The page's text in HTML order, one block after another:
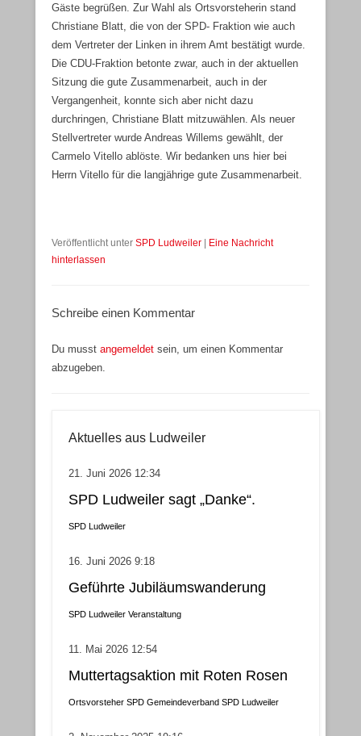
Gäste begrüßen. Zur Wahl als Ortsvorsteherin stand
Christiane Blatt, die von der SPD- Fraktion wie auch
dem Vertreter der Linken in ihrem Amt bestätigt wurde.
Die CDU-Fraktion betonte zwar, auch in der aktuellen
Sitzung die gute Zusammenarbeit, auch in der
Vergangenheit, konnte sich aber nicht dazu
durchringen, Christiane Blatt mitzuwählen. Als neuer
Stellvertreter wurde Andreas Willems gewählt, der
Carmelo Vitello ablöste. Wir bedanken uns hier bei
Herrn Vitello für die langjährige gute Zusammenarbeit.
Veröffentlicht unter SPD Ludweiler
Eine Nachricht
hinterlassen
Schreibe einen Kommentar
Du musst angemeldet sein, um einen Kommentar
abzugeben.
Aktuelles aus Ludweiler
21. Juni 2026 12:34
SPD Ludweiler sagt „Danke“.
SPD Ludweiler
16. Juni 2026 9:18
Geführte Jubiläumswanderung
SPD Ludweiler Veranstaltung
11. Mai 2026 12:54
Muttertagsaktion mit Roten Rosen
Ortsvorsteher SPD Gemeindeverband SPD Ludweiler